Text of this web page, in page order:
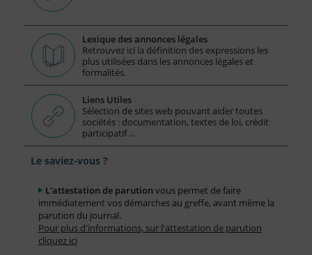
Lexique des annonces légales
Retrouvez ici la définition des expressions les
plus utilisées dans les annonces légales et
formalités.
Liens Utiles
Sélection de sites web pouvant aider toutes
sociétés : documentation, textes de loi, crédit
participatif ...
Le saviez-vous ?
L'attestation de parution vous permet de faire
immédiatement vos démarches au greffe, avant même la
parution du journal.
Pour plus d'informations, sur l'attestation de parution
cliquez ici